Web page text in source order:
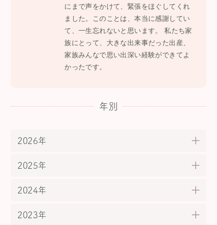
にまで声をかけて、緊張をほぐしてくれ
ました。このことは、本当に感謝してい
て、一生忘れないと思います。 私たち家
族にとって、大きな出来事だった出産、
家族みんなで思い出深い経験ができてよ
かったです。
年別
2026年
2025年
2024年
2023年